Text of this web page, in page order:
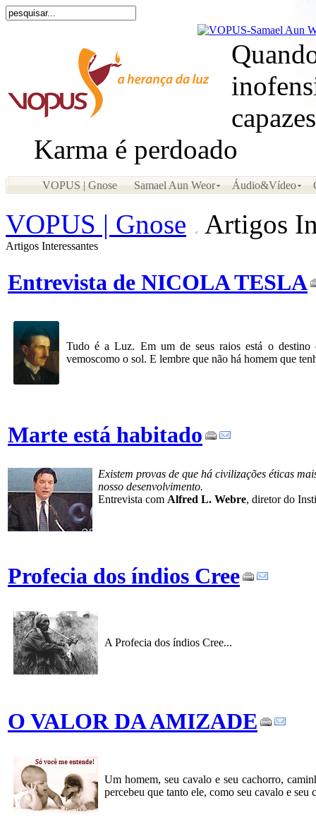
Karma é perdoado
VOPUS | Gnose Samael Aun Weor Áudio&Vídeo
VOPUS | Gnose Artigos
Artigos Interessantes
Entrevista de NICOLA TESLA
Tudo é a Luz. Em um de seus raios está o destino
vemoscomo o sol. E lembre que não há homem que
Marte está habitado
Existem provas de que há civilizações éticas
nosso desenvolvimento.
Entrevista com Alfred L. Webre, diretor do
Profecia dos índios Cree
A Profecia dos índios Cree...
O VALOR DA AMIZADE
Um homem, seu cavalo e seu cachorro,
percebeu que tanto ele, como seu cavalo e